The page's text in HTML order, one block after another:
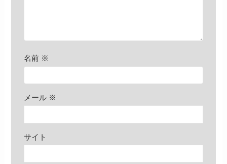
名前 ※
メール ※
サイト